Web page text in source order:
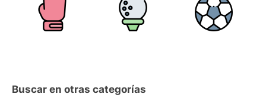
Buscar en otras categorías